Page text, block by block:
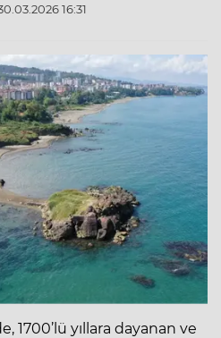
16:31
1700’lü yıllara dayanan ve